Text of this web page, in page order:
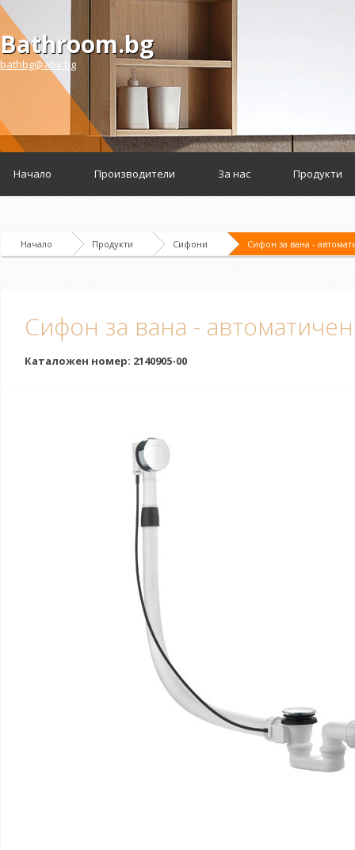
Bathroom.bg
bathbg@abv.bg
Начало Производители За нас Продукти
Начало Продукти Сифони Сифон за вана -
Сифон за вана -
Каталожен номер: 2140905-00